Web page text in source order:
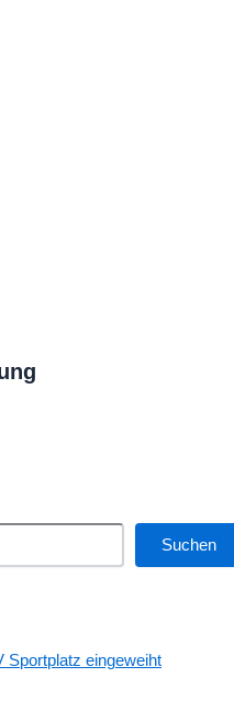
Suchen
Sportplatz eingeweiht